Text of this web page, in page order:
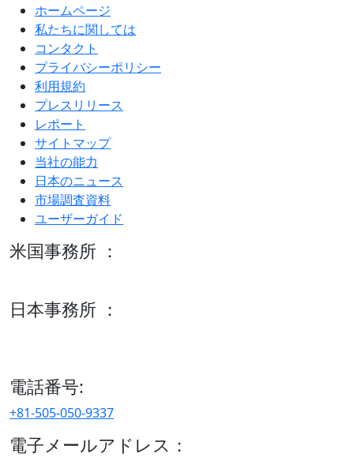
ホームページ
私たちに関しては
コンタクト
プライバシーポリシー
利用規約
プレスリリース
レポート
サイトマップ
当社の能力
日本のニュース
市場調査資料
ユーザーガイド
米国事務所 ：
日本事務所 ：
電話番号:
+81-505-050-9337
電子メールアドレス：